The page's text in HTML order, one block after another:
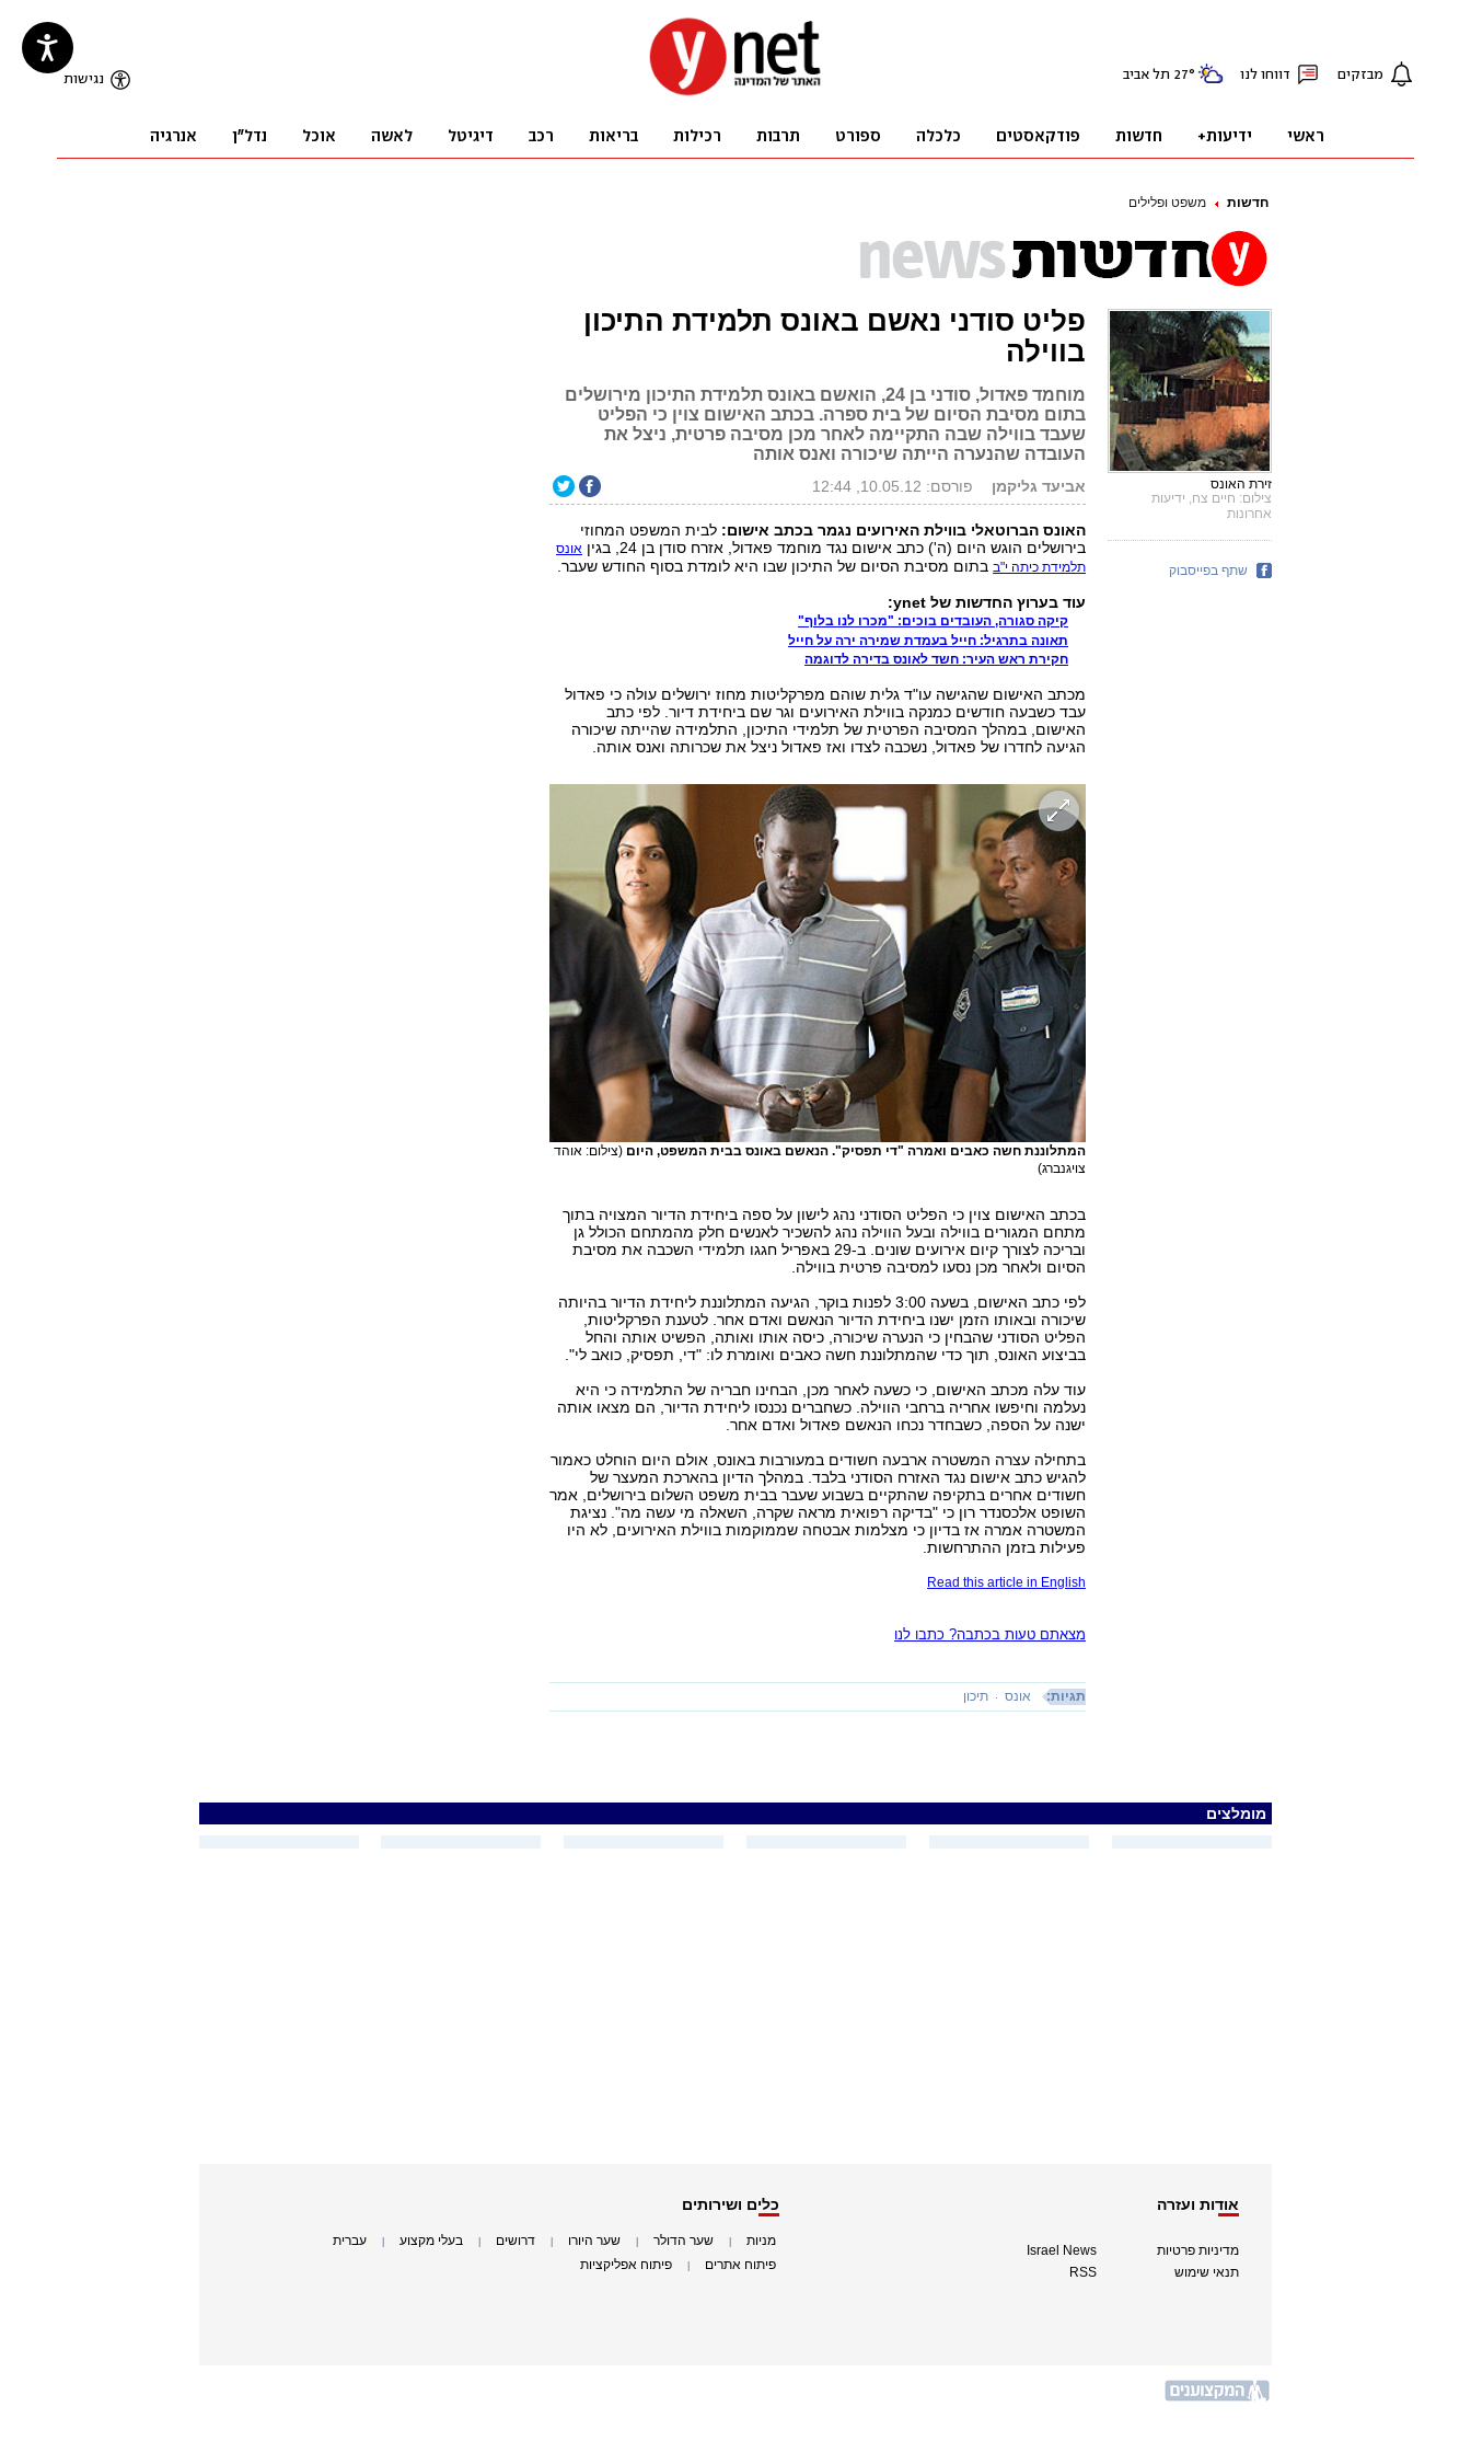
חדשות משפט ופלילים
פליט סודני נאשם באונס תלמידת התיכון
בווילה
מוחמד פאדול, סודני בן 24, הואשם באונס תלמידת התיכון מירושלים
בתום מסיבת הסיום של בית ספרה. בכתב האישום צוין כי הפליט
שעבד בווילה שבה התקיימה לאחר מכן מסיבה פרטית, ניצל את
העובדה שהנערה הייתה שיכורה ואנס אותה
אביעד גליקמן פורסם: 10.05.12, 12:44
האונס הברוטאלי בווילת האירועים נגמר בכתב אישום: לבית המשפט המחוזי
בירושלים הוגש היום (ה') כתב אישום נגד מוחמד פאדול, אזרח סודן בן 24, בגין
אונס
תלמידת כיתה י"בבתום מסיבת הסיום של התיכון שבו היא לומדת בסוף החודש שעבר.
עוד בערוץ החדשות של ynet:
קיקה סגורה, העובדים בוכים: "מכרו לנו בלוף"
תאונה בתרגיל: חייל בעמדת שמירה ירה על חייל
חקירת ראש העיר: חשד לאונס בדירה לדוגמה
מכתב האישום שהגישה עו"ד גלית שוהם מפרקליטות מחוז ירושלים עולה כי פאדול
עבד כשבעה חודשים כמנקה בווילת האירועים וגר שם ביחידת דיור. לפי כתב
האישום, במהלך המסיבה הפרטית של תלמידי התיכון, התלמידה שהייתה שיכורה
הגיעה לחדרו של פאדול, נשכבה לצדו ואז פאדול ניצל את שכרותה ואנס אותה.
המתלוננת חשה כאבים ואמרה "די תפסיק". הנאשם באונס בבית המשפט, היום (צילום: אוהד
צויגנברג)
בכתב האישום צוין כי הפליט הסודני נהג לישון על ספה ביחידת הדיור המצויה בתוך
מתחם המגורים בווילה ובעל הווילה נהג להשכיר לאנשים חלק מהמתחם הכולל גן
ובריכה לצורך קיום אירועים שונים. ב-29 באפריל חגגו תלמידי השכבה את מסיבת
הסיום ולאחר מכן נסעו למסיבה פרטית בווילה.
לפי כתב האישום, בשעה 3:00 לפנות בוקר, הגיעה המתלוננת ליחידת הדיור בהיותה
שיכורה ובאותו הזמן ישנו ביחידת הדיור הנאשם ואדם אחר. לטענת הפרקליטות,
הפליט הסודני שהבחין כי הנערה שיכורה, כיסה אותו ואותה, הפשיט אותה והחל
בביצוע האונס, תוך כדי שהמתלוננת חשה כאבים ואומרת לו: "די, תפסיק, כואב לי".
עוד עלה מכתב האישום, כי כשעה לאחר מכן, הבחינו חבריה של התלמידה כי היא
נעלמה וחיפשו אחריה ברחבי הווילה. כשחברים נכנסו ליחידת הדיור, הם מצאו אותה
ישנה על הספה, כשבחדר נכחו הנאשם פאדול ואדם אחר.
בתחילה עצרה המשטרה ארבעה חשודים במעורבות באונס, אולם היום הוחלט כאמור
להגיש כתב אישום נגד האזרח הסודני בלבד. במהלך הדיון בהארכת המעצר של
חשודים אחרים בתקיפה שהתקיים בשבוע שעבר בבית משפט השלום בירושלים, אמר
השופט אלכסנדר רון כי "בדיקה רפואית מראה שקרה, השאלה מי עשה מה". נציגת
המשטרה אמרה אז בדיון כי מצלמות אבטחה שממוקמות בווילת האירועים, לא היו
פעילות בזמן ההתרחשות.
Read this article in English
מצאתם טעות בכתבה? כתבו לנו
תגיות: אונס תיכון
זירת האונס
צילום: חיים צח, ידיעות
אחרונות
שתף בפייסבוק
מומלצים
אודות ועזרה
מדיניות פרטיות
תנאי שימוש
Israel News
RSS
כלים ושירותים
מניות שער הדולר שער היורו דרושים בעלי מקצוע עברית
פיתוח אתרים פיתוח אפליקציות